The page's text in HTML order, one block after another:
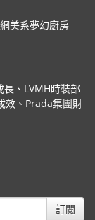
美系夢幻廚房
長、LVMH時裝部
效、Prada集團財
訂閱